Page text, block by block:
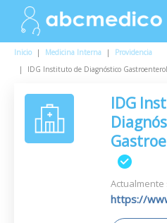
Inicio | Medicina Interna |
Providencia
|
IDG Instituto de Diagnóstico
IDG
https://